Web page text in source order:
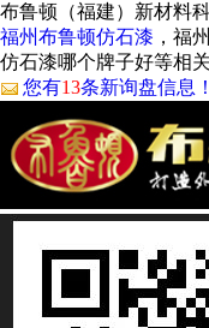
布鲁顿（福建）新材料
福州布鲁顿仿石漆 ，福
仿石漆哪个牌子好等相
您有13条新询盘信息！